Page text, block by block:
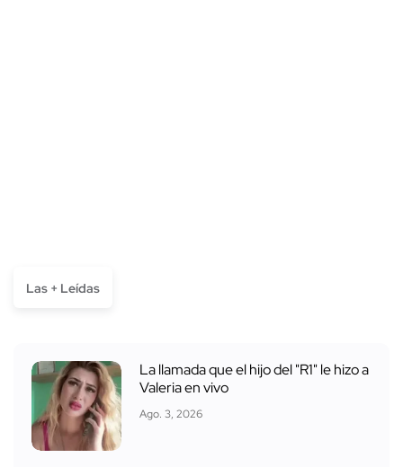
Las + Leídas
La llamada que el hijo del "R1" le hizo a
Valeria en vivo
Ago. 3, 2026